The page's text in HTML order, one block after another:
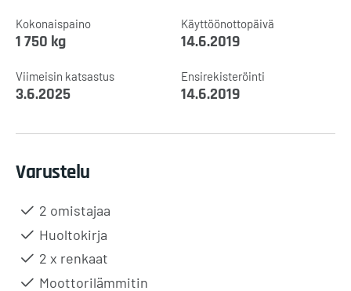
Kokonaispaino
1 750 kg
Käyttöönottopäivä
14.6.2019
Viimeisin katsastus
3.6.2025
Ensirekisteröinti
14.6.2019
Varustelu
2 omistajaa
Huoltokirja
2 x renkaat
Moottorilämmitin